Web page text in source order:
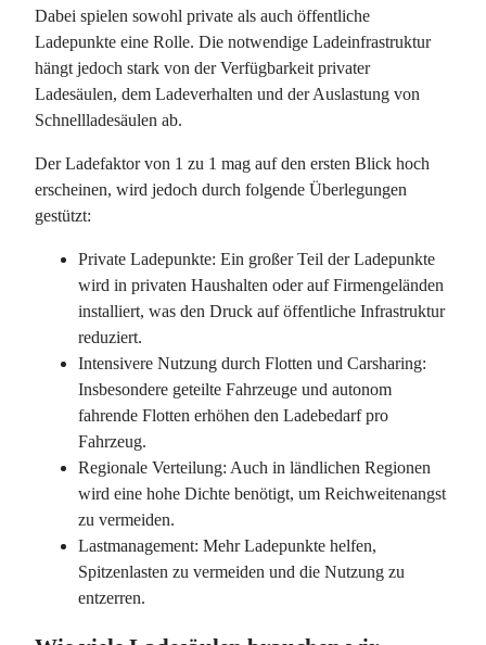
Dabei spielen sowohl private als auch öffentliche
Ladepunkte eine Rolle. Die notwendige Ladeinfrastruktur
hängt jedoch stark von der Verfügbarkeit privater
Ladesäulen, dem Ladeverhalten und der Auslastung von
Schnellladesäulen ab.
Der Ladefaktor von 1 zu 1 mag auf den ersten Blick hoch
erscheinen, wird jedoch durch folgende Überlegungen
gestützt:
Private Ladepunkte: Ein großer Teil der Ladepunkte
wird in privaten Haushalten oder auf Firmengeländen
installiert, was den Druck auf öffentliche Infrastruktur
reduziert.
Intensivere Nutzung durch Flotten und Carsharing:
Insbesondere geteilte Fahrzeuge und autonom
fahrende Flotten erhöhen den Ladebedarf pro
Fahrzeug.
Regionale Verteilung: Auch in ländlichen Regionen
wird eine hohe Dichte benötigt, um Reichweitenangst
zu vermeiden.
Lastmanagement: Mehr Ladepunkte helfen,
Spitzenlasten zu vermeiden und die Nutzung zu
entzerren.